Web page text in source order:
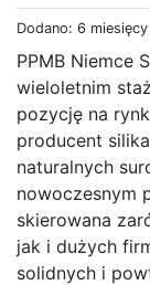
Dodano: 6
PPMB Niemce
wieloletnim
pozycję na
producent
naturalnych
nowoczesnym
skierowana
jak i dużych
solidnych i